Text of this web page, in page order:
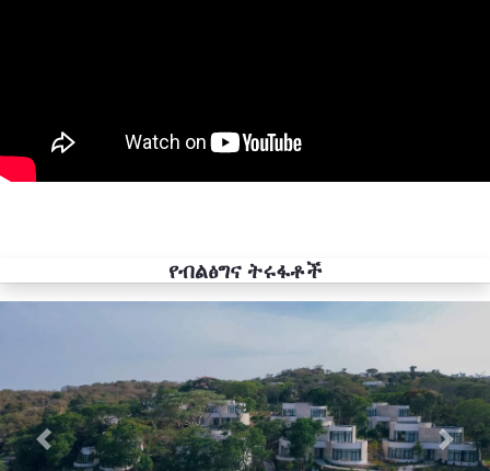
የብልፅግና ትሩፋቶች
Previous Next